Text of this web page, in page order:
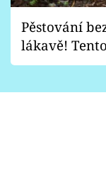
Pěstování
lákavě!
vhodný jen